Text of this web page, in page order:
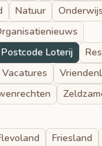
Natuur Onderwijs
Postcode Loterij
Vacatures
Friesland